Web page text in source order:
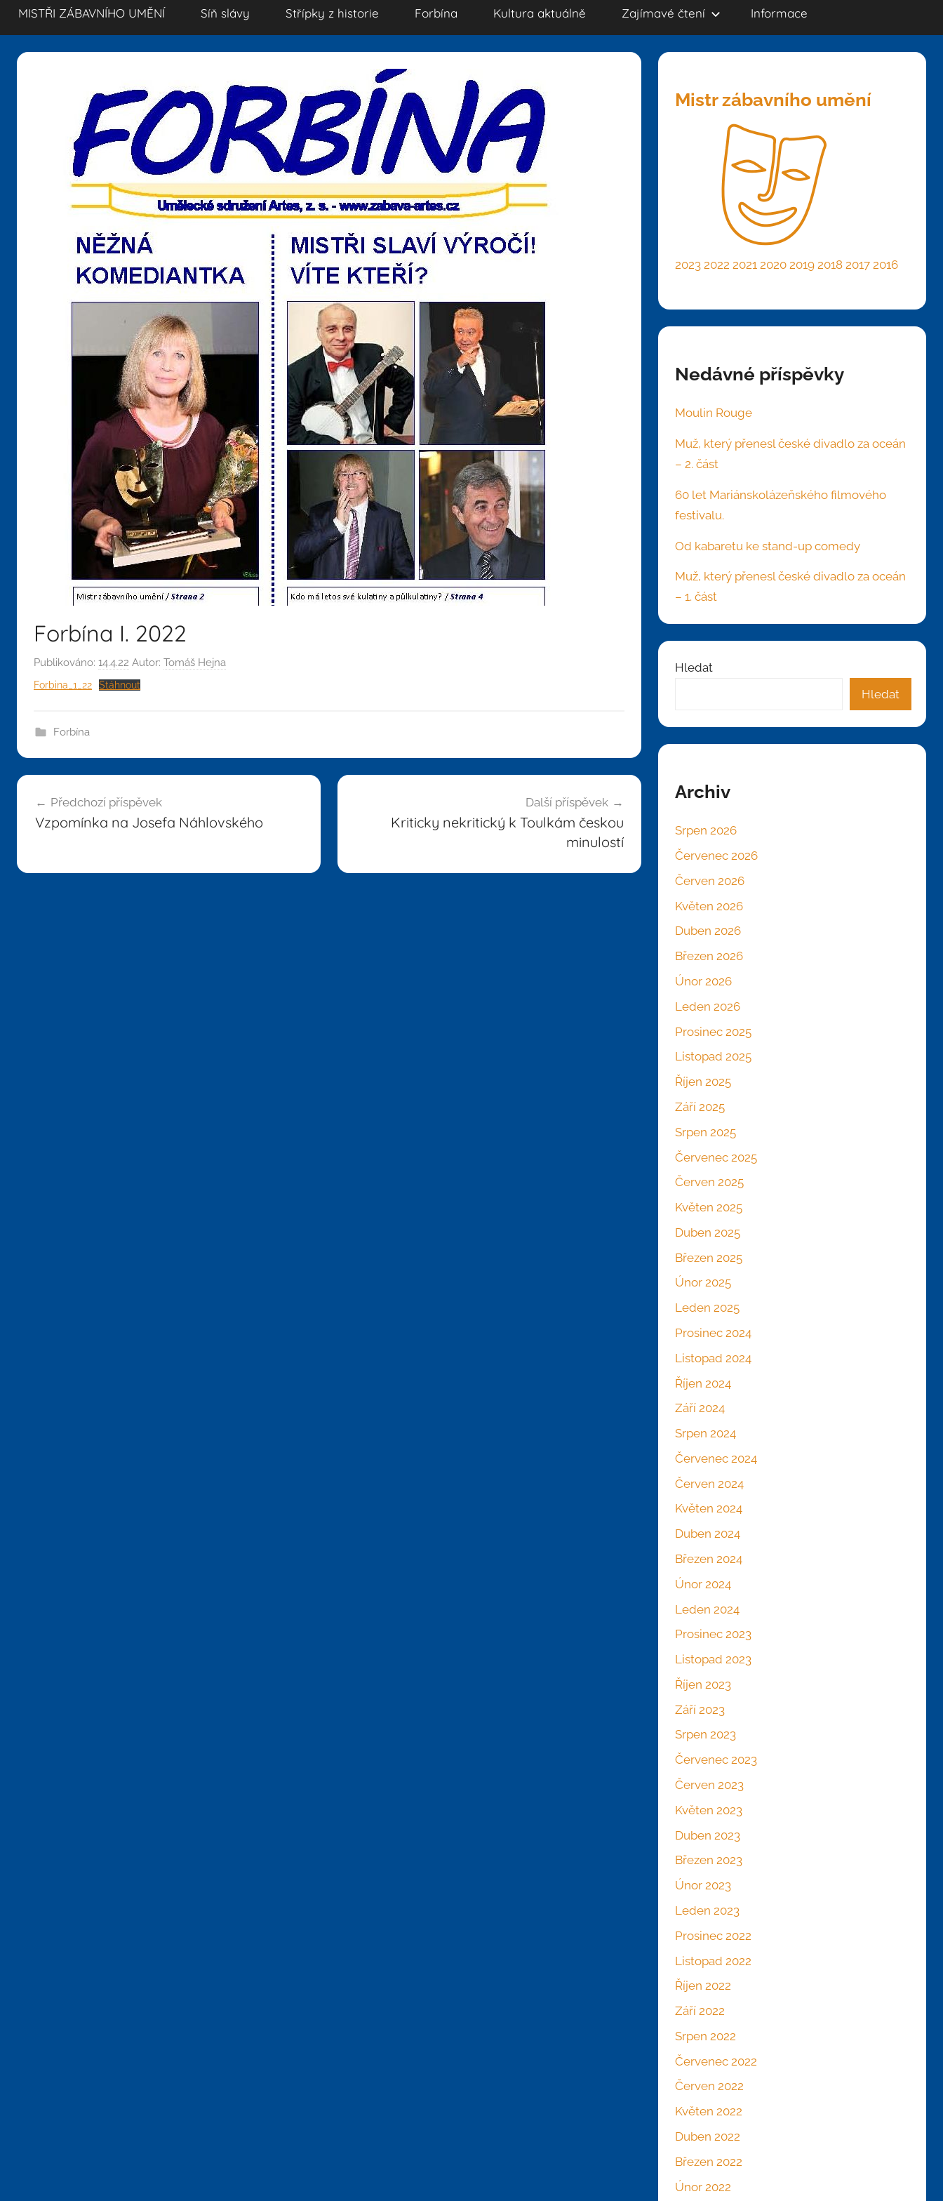
MISTŘI ZÁBAVNÍHO UMĚNÍ Síň slávy Střípky z historie Forbína Kultura aktuálně Zajímavé čtení Informace
Forbína I. 2022
Publikováno: 14.4.22 Autor: Tomáš Hejna
Forbina_1_22 Stáhnout
Forbína
Navigace
pro
příspěvek
Předchozí příspěvek
Vzpomínka na Josefa Náhlovského
Další příspěvek
Kriticky nekritický k Toulkám českou
minulostí
Mistr zábavního umění
2023 2022 2021 2020 2019 2018 2017 2016
Nedávné příspěvky
Moulin Rouge
Muž, který přenesl české divadlo za oceán
– 2. část
60 let Mariánskolázeňského filmového
festivalu.
Od kabaretu ke stand-up comedy
Muž, který přenesl české divadlo za oceán
– 1. část
Hledat
Hledat
Archiv
Srpen 2026
Červenec 2026
Červen 2026
Květen 2026
Duben 2026
Březen 2026
Únor 2026
Leden 2026
Prosinec 2025
Listopad 2025
Říjen 2025
Září 2025
Srpen 2025
Červenec 2025
Červen 2025
Květen 2025
Duben 2025
Březen 2025
Únor 2025
Leden 2025
Prosinec 2024
Listopad 2024
Říjen 2024
Září 2024
Srpen 2024
Červenec 2024
Červen 2024
Květen 2024
Duben 2024
Březen 2024
Únor 2024
Leden 2024
Prosinec 2023
Listopad 2023
Říjen 2023
Září 2023
Srpen 2023
Červenec 2023
Červen 2023
Květen 2023
Duben 2023
Březen 2023
Únor 2023
Leden 2023
Prosinec 2022
Listopad 2022
Říjen 2022
Září 2022
Srpen 2022
Červenec 2022
Červen 2022
Květen 2022
Duben 2022
Březen 2022
Únor 2022